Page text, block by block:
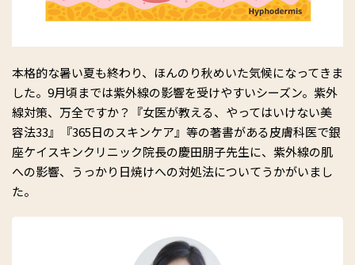
本格的な暑い夏も終わり、ほんのり秋めいた気候になってきま
した。9月頃までは紫外線の影響を受けやすいシーズン。紫外
線対策、万全ですか？『女医が教える、やってはいけない美
容法33』『365日のスキンケア』等の著書がある皮膚科医で銀
座ケイスキンクリニック院長の慶田朋子先生に、紫外線の肌
への影響、うっかり日焼けへの対処法についてうかがいまし
た。